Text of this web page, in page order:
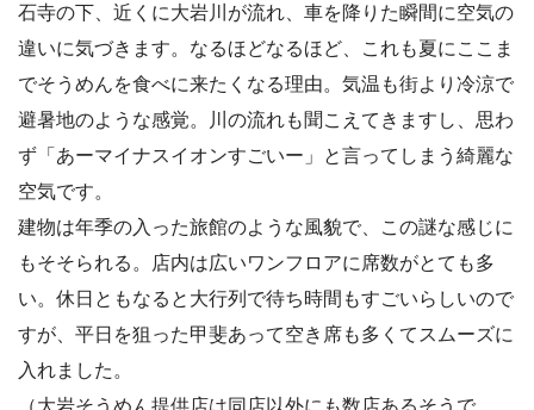
石寺の下、近くに大岩川が流れ、車を降りた瞬間に空気の
違いに気づきます。なるほどなるほど、これも夏にここま
でそうめんを食べに来たくなる理由。気温も街より冷涼で
避暑地のような感覚。川の流れも聞こえてきますし、思わ
ず「あーマイナスイオンすごいー」と言ってしまう綺麗な
空気です。
建物は年季の入った旅館のような風貌で、この謎な感じに
もそそられる。店内は広いワンフロアに席数がとても多
い。休日ともなると大行列で待ち時間もすごいらしいので
すが、平日を狙った甲斐あって空き席も多くてスムーズに
入れました。
（大岩そうめん提供店は同店以外にも数店あるそうで